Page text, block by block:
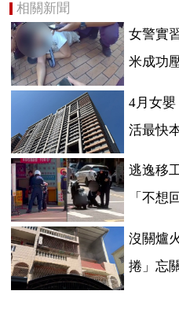
相關新聞
女警實
米成功
4月女
活最快
逃逸移
「不想
沒關爐
捲」忘